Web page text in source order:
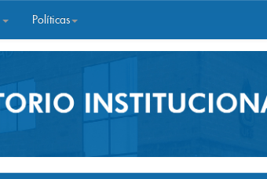
Políticas